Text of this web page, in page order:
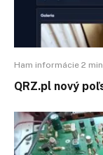
Ham informácie 2
QRZ.pl nový